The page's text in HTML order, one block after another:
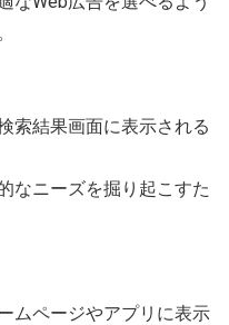
索結果画面に表示される
なニーズを掘り起こすた
ムページやアプリに表示